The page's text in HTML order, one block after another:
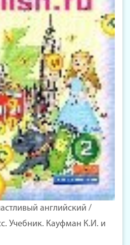
английский /
Учебник. Кауфман К.И. и